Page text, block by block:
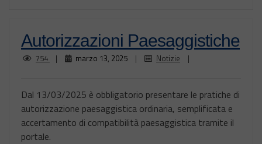
Autorizzazioni Paesaggistiche
754 | marzo 13, 2025 | Notizie |
Dal 13/03/2025 è obbligatorio presentare le pratiche di
autorizzazione paesaggistica ordinaria, semplificata e
accertamento di compatibilità paesaggistica tramite il
portale.